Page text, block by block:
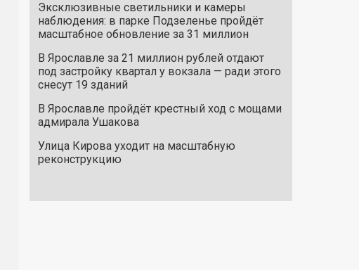
Эксклюзивные светильники и камеры
наблюдения: в парке Подзеленье пройдёт
масштабное обновление за 31 миллион
В Ярославле за 21 миллион рублей отдают
под застройку квартал у вокзала — ради этого
снесут 19 зданий
В Ярославле пройдёт крестный ход с мощами
адмирала Ушакова
Улица Кирова уходит на масштабную
реконструкцию